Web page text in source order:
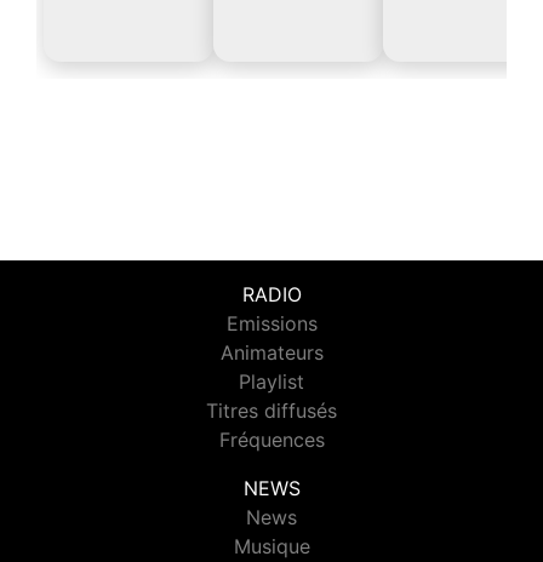
RADIO
Emissions
Animateurs
Playlist
Titres diffusés
Fréquences
NEWS
News
Musique